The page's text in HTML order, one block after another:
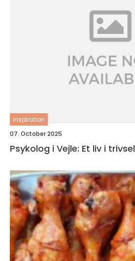
inspiration
07. October 2025
Psykolog i Vejle: Et liv i trivsel